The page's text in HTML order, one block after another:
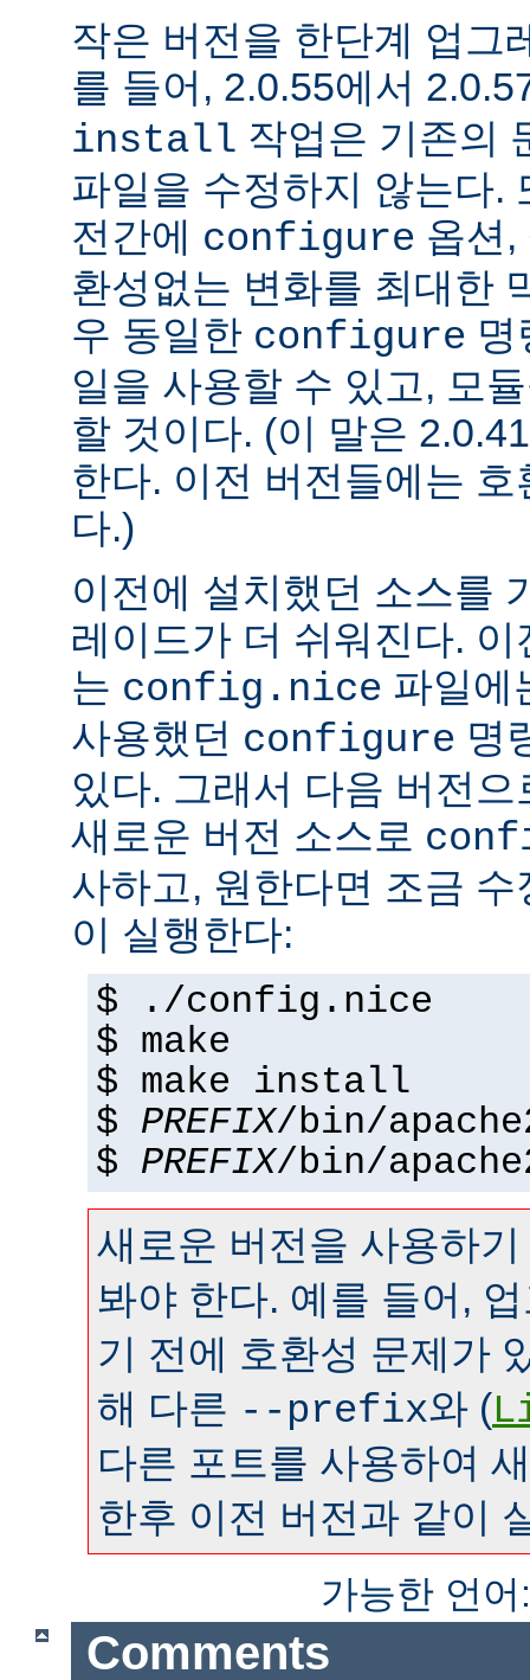
작은 버전을 한단계 업그
를 들어, 2.0.55에서
install 작업은 기존의
파일을 수정하지 않는다.
전간에 configure 옵션,
환성없는 변화를 최대한
우 동일한 configure 명
일을 사용할 수 있고, 모
할 것이다. (이 말은
한다. 이전 버전들에는
다.)
이전에 설치했던 소스를
레이드가 더 쉬워진다.
는 config.nice 파일에
사용했던 configure 명
있다. 그래서 다음 버전
새로운 버전 소스로
사하고, 원한다면 조금
이 실행한다:
$ ./config.nice
$ make
$ make install
$ PREFIX/bin/
$ PREFIX/bin/
새로운 버전을 사용하
봐야 한다. 예를 들어,
기 전에 호환성 문제가
해 다른 --prefix와 (
다른 포트를 사용하여
한후 이전 버전과 같이
가능한 언
Comments